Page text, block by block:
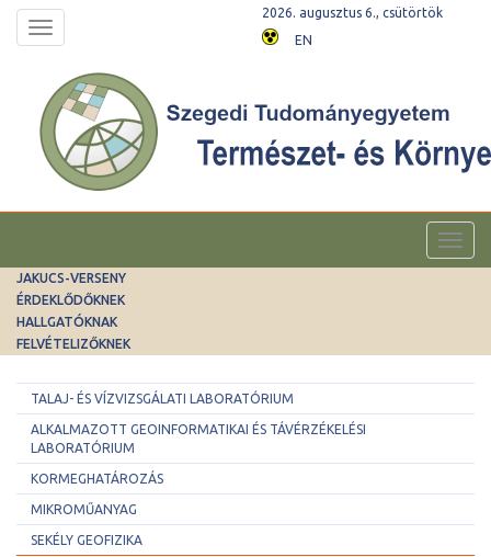
Toggle
navigation
2026. augusztus 6., csütörtök
EN
JAKUCS-VERSENY
ÉRDEKLŐDŐKNEK
HALLGATÓKNAK
FELVÉTELIZŐKNEK
TALAJ- ÉS VÍZVIZSGÁLATI LABORATÓRIUM
ALKALMAZOTT GEOINFORMATIKAI ÉS TÁVÉRZÉKELÉSI
LABORATÓRIUM
KORMEGHATÁROZÁS
MIKROMŰANYAG
SEKÉLY GEOFIZIKA